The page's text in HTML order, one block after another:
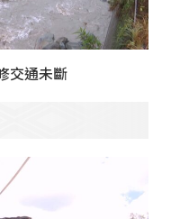
交通未斷